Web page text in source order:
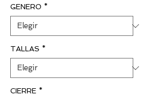
GENERO *
TALLAS *
CIERRE *